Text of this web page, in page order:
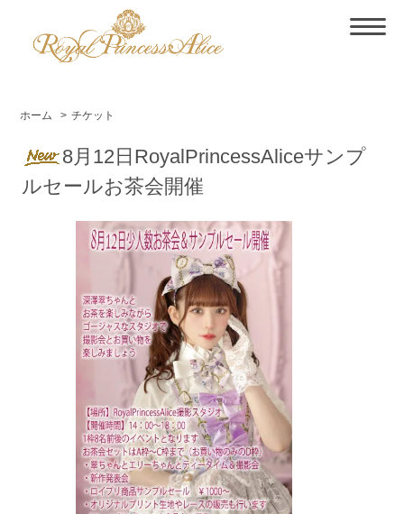
ホーム > チケット
8月12日RoyalPrincessAliceサンプ
ルセールお茶会開催